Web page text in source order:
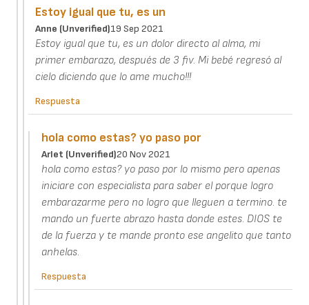
Estoy igual que tu, es un
Anne (unverified)19 Sep 2021
Estoy igual que tu, es un dolor directo al alma, mi
primer embarazo, después de 3 fiv. Mi bebé regresó al
cielo diciendo que lo ame mucho!!!
Respuesta
hola como estas? yo paso por
Arlet (unverified)20 Nov 2021
hola como estas? yo paso por lo mismo pero apenas
iniciare con especialista para saber el porque logro
embarazarme pero no logro que lleguen a termino. te
mando un fuerte abrazo hasta donde estes. DIOS te
de la fuerza y te mande pronto ese angelito que tanto
anhelas.
Respuesta